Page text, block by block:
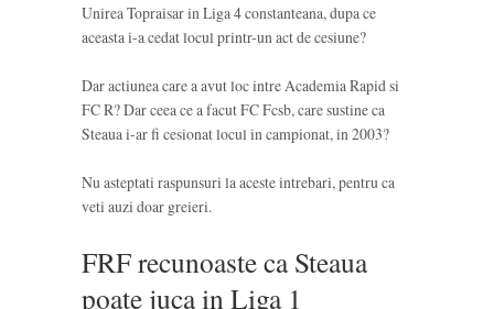
Unirea Topraisar in Liga 4 constanteana, dupa ce
aceasta i-a cedat locul printr-un act de cesiune?
Dar actiunea care a avut loc intre Academia Rapid si
FC R? Dar ceea ce a facut FC Fcsb, care sustine ca
Steaua i-ar fi cesionat locul in campionat, in 2003?
Nu asteptati raspunsuri la aceste intrebari, pentru ca
veti auzi doar greieri.
FRF recunoaste ca Steaua
poate juca in Liga 1